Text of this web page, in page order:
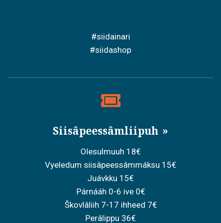
#siidainari
#siidashop
Siisâpeessâmliipuh
Olesulmuuh 18€
Vyeledum siisâpeessâmmáksu 15€
Juávkku 15€
Párnááh 0-6 ive 0€
Škovlâliih 7-17 ihheed 7€
Perâlippu 36€